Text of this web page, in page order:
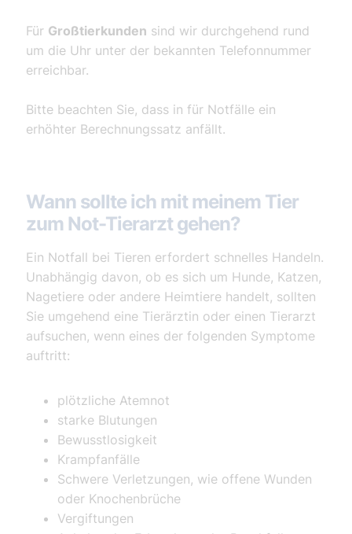
Für Großtierkunden sind wir durchgehend rund
um die Uhr unter der bekannten Telefonnummer
erreichbar.
Bitte beachten Sie, dass in für Notfälle ein
erhöhter Berechnungssatz anfällt.
Wann sollte ich mit meinem Tier
zum Not-Tierarzt gehen?
Ein Notfall bei Tieren erfordert schnelles Handeln.
Unabhängig davon, ob es sich um Hunde, Katzen,
Nagetiere oder andere Heimtiere handelt, sollten
Sie umgehend eine Tierärztin oder einen Tierarzt
aufsuchen, wenn eines der folgenden Symptome
auftritt:
plötzliche Atemnot
starke Blutungen
Bewusstlosigkeit
Krampfanfälle
Schwere Verletzungen, wie offene Wunden
oder Knochenbrüche
Vergiftungen